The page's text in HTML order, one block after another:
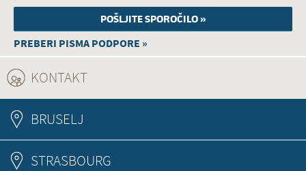
PREBERI PISMA PODPORE »
KONTAKT
BRUSELJ
STRASBOURG